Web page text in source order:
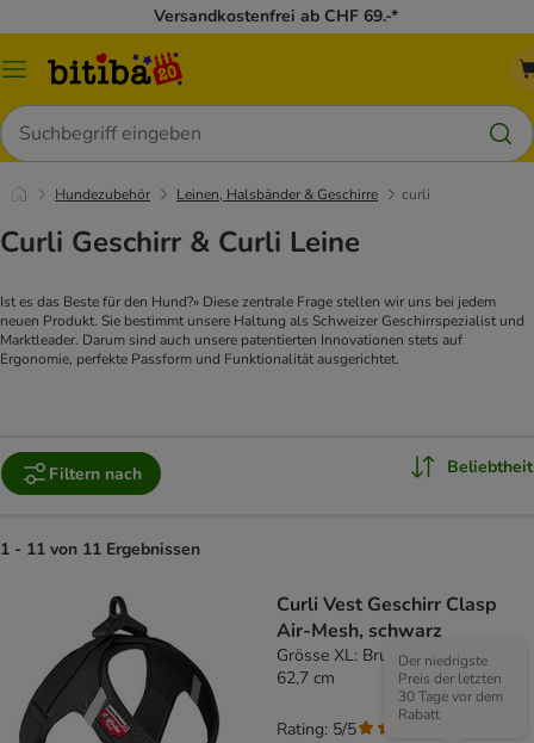
Versandkostenfrei ab CHF 69.-*
Menü
Suchen
Hundezubehör Leinen, Halsbänder & Geschirre curli
Curli Geschirr & Curli Leine
Ist es das Beste für den Hund?» Diese zentrale Frage stellen wir uns bei jedem
neuen Produkt. Sie bestimmt unsere Haltung als Schweizer Geschirrspezialist und
Marktleader. Darum sind auch unsere patentierten Innovationen stets auf
Ergonomie, perfekte Passform und Funktionalität ausgerichtet.
Filtern nach Beliebtheit
1 - 11 von 11 Ergebnissen
Curli Vest Geschirr Clasp
Air-Mesh, schwarz
Grösse XL: Brustumfang 55,5 -
62,7 cm
Der niedrigste
Preis der letzten
30 Tage vor dem
Rabatt
Rating: 5/5